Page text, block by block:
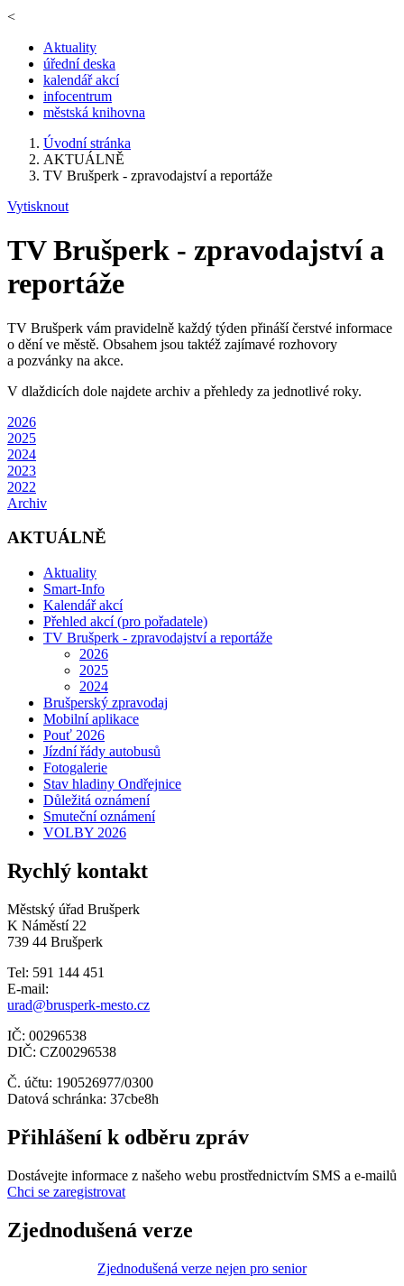
<
Aktuality
úřední deska
kalendář akcí
infocentrum
městská knihovna
Úvodní stránka
AKTUÁLNĚ
TV Brušperk - zpravodajství a reportáže
Vytisknout
TV Brušperk - zpravodajství a
reportáže
TV Brušperk vám pravidelně každý týden přináší čerstvé informace
o dění ve městě. Obsahem jsou taktéž zajímavé rozhovory
a pozvánky na akce.
V dlaždicích dole najdete archiv a přehledy za jednotlivé roky.
2026
2025
2024
2023
2022
Archiv
AKTUÁLNĚ
Aktuality
Smart-Info
Kalendář akcí
Přehled akcí (pro pořadatele)
TV Brušperk - zpravodajství a reportáže
2026
2025
2024
Brušperský zpravodaj
Mobilní aplikace
Pouť 2026
Jízdní řády autobusů
Fotogalerie
Stav hladiny Ondřejnice
Důležitá oznámení
Smuteční oznámení
VOLBY 2026
Rychlý kontakt
Městský úřad Brušperk
K Náměstí 22
739 44 Brušperk
Tel: 591 144 451
E-mail:
urad@brusperk-mesto.cz
IČ: 00296538
DIČ: CZ00296538
Č. účtu: 190526977/0300
Datová schránka: 37cbe8h
Přihlášení k odběru zpráv
Dostávejte informace z našeho webu prostřednictvím SMS a e-mailů
Chci se zaregistrovat
Zjednodušená verze
Zjednodušená verze nejen pro senior